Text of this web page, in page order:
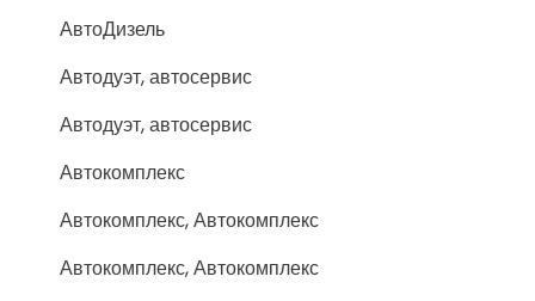
АвтоДизель
Автодуэт, автосервис
Автодуэт, автосервис
Автокомплекс
Автокомплекс, Автокомплекс
Автокомплекс, Автокомплекс